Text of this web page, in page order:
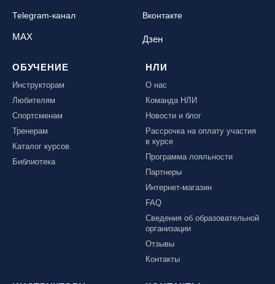
Telegram-канал Вконтакте
MAX Дзен
ОБУЧЕНИЕ
Инструкторам
Любителям
Спортсменам
Тренерам
Каталог курсов
Библиотека
НЛИ
О нас
Команда НЛИ
Новости и блог
Рассрочка на оплату участия
в курсе
Программа лояльности
Партнеры
Интернет-магазин
FAQ
Сведения об образовательной
организации
Отзывы
Контакты